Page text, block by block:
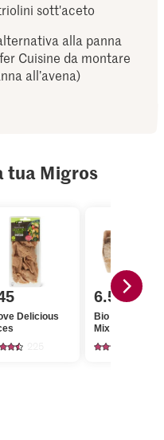
sott'aceto
alla panna
Cuisine da montare
all’avena)
tua Migros
solo dal 6.8 al 12.8.2026, fino a
Delicious
6.50
Bio Funghi
Mix